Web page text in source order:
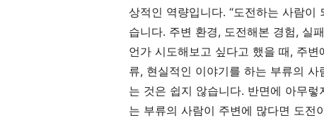
상적인 역량입니다. “도전하는 사람이
습니다. 주변 환경, 도전해본 경험, 실
언가 시도해보고 싶다고 했을 때, 주
류, 현실적인 이야기를 하는 부류의
는 것은 쉽지 않습니다. 반면에 아무
는 부류의 사람이 주변에 많다면 도전